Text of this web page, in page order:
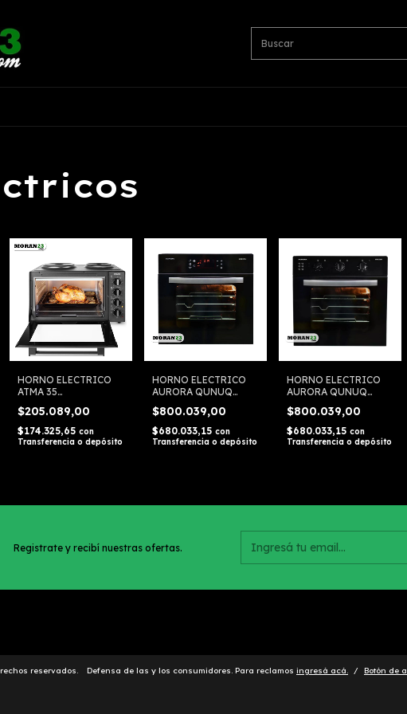
HORNO ELECTRICO
ATMA 35
LTHGAB3024API
$205.089,00
$174.325,65 con
Transferencia o depósito
HORNO ELECTRICO
AURORA QUNUQ
QHETG DE EMPOTRAR
$800.039,00
$680.033,15 con
Transferencia o depósito
HORNO ELECTRICO
AURORA QUNUQ
HEME DE EMPOTRAR
$800.039,00
$680.033,15 con
Transferencia o depósito
Registrate y recibí nuestras ofertas.
reservados. Defensa de las y los consumidores. Para reclamos ingresá acá. / Botón de